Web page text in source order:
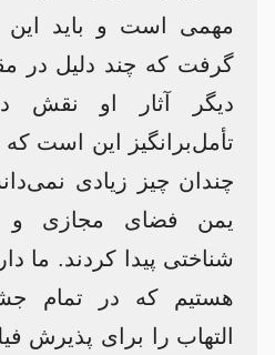
مهمی است و باید این
گرفت که چند دلیل در
دیگر آثار او نقش
تأمل‌برانگیز این است
چندان چیز زیادی
یمن فضای مجازی و
شناختی پیدا کردند. ما
هستیم که در تمام
التهاب را برای پذیرش